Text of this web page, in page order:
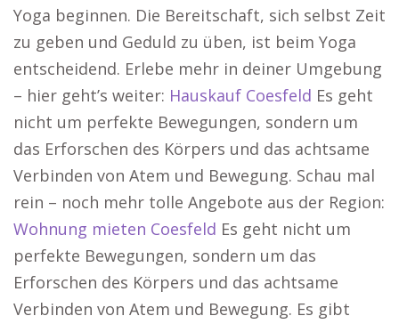
Yoga beginnen. Die Bereitschaft, sich selbst Zeit
zu geben und Geduld zu üben, ist beim Yoga
entscheidend. Erlebe mehr in deiner Umgebung
– hier geht’s weiter: Hauskauf Coesfeld Es geht
nicht um perfekte Bewegungen, sondern um
das Erforschen des Körpers und das achtsame
Verbinden von Atem und Bewegung. Schau mal
rein – noch mehr tolle Angebote aus der Region:
Wohnung mieten Coesfeld Es geht nicht um
perfekte Bewegungen, sondern um das
Erforschen des Körpers und das achtsame
Verbinden von Atem und Bewegung. Es gibt